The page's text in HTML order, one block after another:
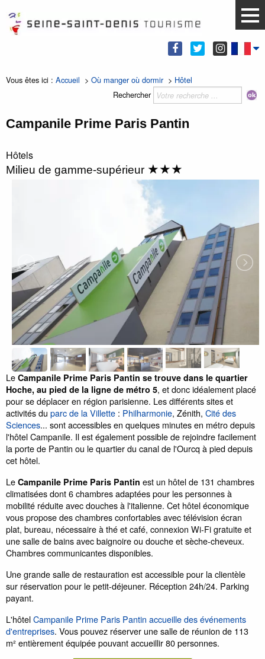
Vous êtes ici : Accueil > Où manger où dormir> Hôtel
Rechercher
Campanile Prime Paris Pantin
Hôtels
Milieu de gamme-supérieur ★★★
Le Campanile Prime Paris Pantin se trouve dans le quartier
Hoche, au pied de la ligne de métro 5, et donc idéalement placé
pour se déplacer en région parisienne. Les différents sites et
activités du parc de la Villette : Philharmonie, Zénith, Cité des
Sciences... sont accessibles en quelques minutes en métro depuis
l'hôtel Campanile. Il est également possible de rejoindre facilement
la porte de Pantin ou le quartier du canal de l'Ourcq à pied depuis
cet hôtel.
Le Campanile Prime Paris Pantin est un hôtel de 131 chambres
climatisées dont 6 chambres adaptées pour les personnes à
mobilité réduite avec douches à l'italienne. Cet hôtel économique
vous propose des chambres confortables avec télévision écran
plat, bureau, nécessaire à thé et café, connexion Wi-Fi gratuite et
une salle de bains avec baignoire ou douche et sèche-cheveux.
Chambres communicantes disponibles.
Une grande salle de restauration est accessible pour la clientèle
sur réservation pour le petit-déjeuner. Réception 24h/24. Parking
payant.
L'hôtelCampanile Prime Paris Pantin accueille des événements
d'entreprises. Vous pouvez réserver une salle de réunion de 113
m² entièrement équipée pouvant accueillir 80 personnes.